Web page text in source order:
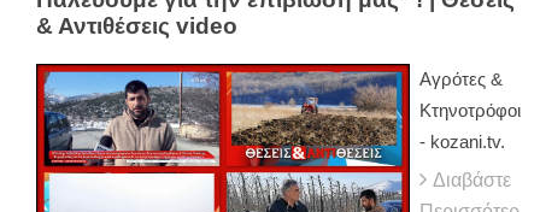
& Αντιθέσεις video
Αγρότες &
Κτηνοτρόφοι
- kozani.tv.
Διαβάστε